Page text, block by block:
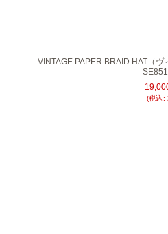
VINTAGE PAPER BRAID HAT（ヴ
(税込: